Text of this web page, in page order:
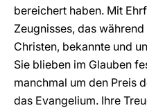
bereichert haben. Mit
Zeugnisses, das
Christen, bekannte und
Sie blieben im Glauben
manchmal um den Preis
das Evangelium. Ihre